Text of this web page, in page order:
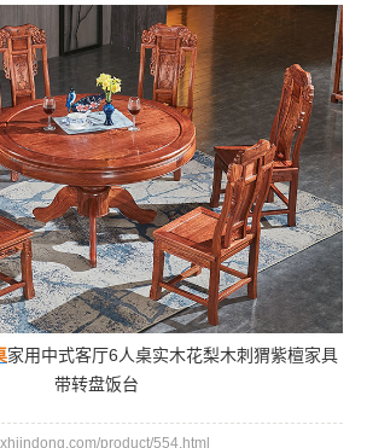
家用中式客厅6人桌实木花梨木刺猬紫檀家具
带转盘饭台
product/554.html